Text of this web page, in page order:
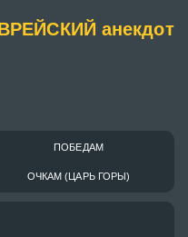
анекдот
ПОБЕДАМ
ОЧКАМ (ЦАРЬ ГОРЫ)